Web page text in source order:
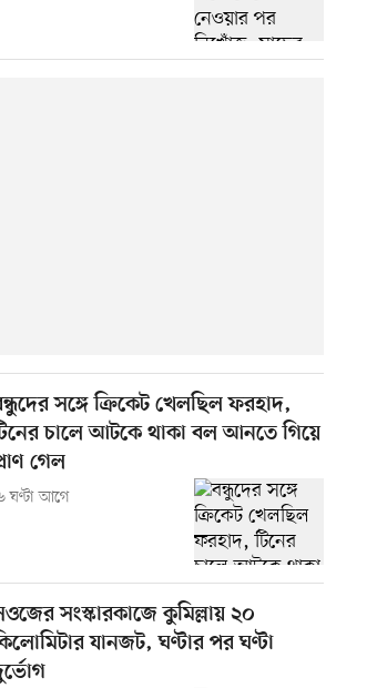
সঙ্গে ক্রিকেট খেলছিল ফরহাদ,
চালে আটকে থাকা বল আনতে গিয়ে
গেল
ঘণ্টা আগে
সংস্কারকাজে কুমিল্লায় ২০
যানজট, ঘণ্টার পর ঘণ্টা